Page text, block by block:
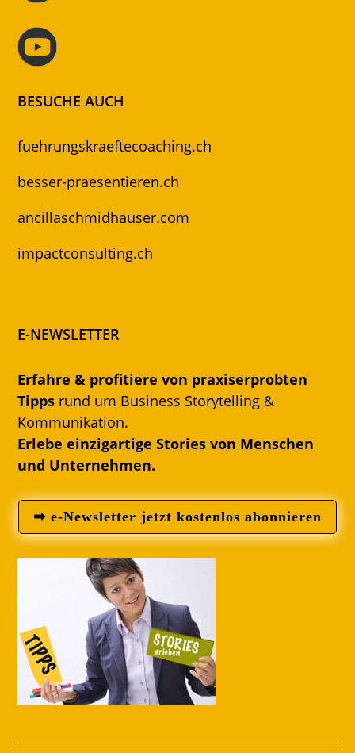
BESUCHE AUCH
fuehrungskraeftecoaching.ch
besser-praesentieren.ch
ancillaschmidhauser.com
impactconsulting.ch
E-NEWSLETTER
Erfahre & profitiere von praxiserprobten
Tipps rund um Business Storytelling &
Kommunikation.
Erlebe einzigartige Stories von Menschen
und Unternehmen.
➡ e-Newsletter jetzt kostenlos abonnieren